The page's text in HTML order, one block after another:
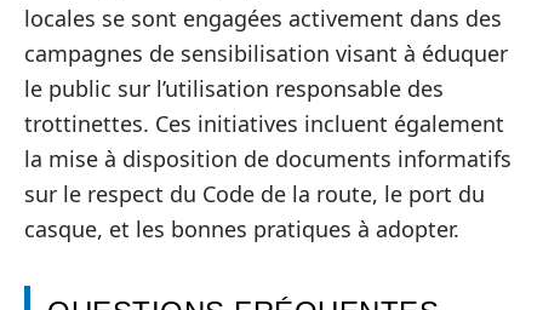
locales se sont engagées activement dans des
campagnes de sensibilisation visant à éduquer
le public sur l’utilisation responsable des
trottinettes. Ces initiatives incluent également
la mise à disposition de documents informatifs
sur le respect du Code de la route, le port du
casque, et les bonnes pratiques à adopter.